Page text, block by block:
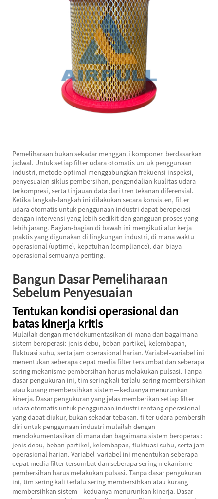
Pemeliharaan bukan sekadar mengganti komponen berdasarkan
jadwal. Untuk setiap filter udara otomatis untuk penggunaan
industri, metode optimal menggabungkan frekuensi inspeksi,
penyesuaian siklus pembersihan, pengendalian kualitas udara
terkompresi, serta tinjauan data dari tren tekanan diferensial.
Ketika langkah-langkah ini dilakukan secara konsisten, filter
udara otomatis untuk penggunaan industri dapat beroperasi
dengan intervensi yang lebih sedikit dan gangguan proses yang
lebih jarang. Bagian-bagian di bawah ini mengikuti alur kerja
praktis yang digunakan di lingkungan industri, di mana waktu
operasional (uptime), kepatuhan (compliance), dan biaya
operasional semuanya penting.
Bangun Dasar Pemeliharaan
Sebelum Penyesuaian
Tentukan kondisi operasional dan
batas kinerja kritis
Mulailah dengan mendokumentasikan di mana dan bagaimana
sistem beroperasi: jenis debu, beban partikel, kelembapan,
fluktuasi suhu, serta jam operasional harian. Variabel-variabel ini
menentukan seberapa cepat media filter tersumbat dan seberapa
sering mekanisme pembersihan harus melakukan pulsasi. Tanpa
dasar pengukuran ini, tim sering kali terlalu sering membersihkan
atau kurang membersihkan sistem—keduanya menurunkan
kinerja. Dasar pengukuran yang jelas memberikan setiap filter
udara otomatis untuk penggunaan industri rentang operasional
yang dapat diukur, bukan sekadar tebakan. filter udara pembersih
diri untuk penggunaan industri mulailah dengan
mendokumentasikan di mana dan bagaimana sistem beroperasi:
jenis debu, beban partikel, kelembapan, fluktuasi suhu, serta jam
operasional harian. Variabel-variabel ini menentukan seberapa
cepat media filter tersumbat dan seberapa sering mekanisme
pembersihan harus melakukan pulsasi. Tanpa dasar pengukuran
ini, tim sering kali terlalu sering membersihkan atau kurang
membersihkan sistem—keduanya menurunkan kinerja. Dasar